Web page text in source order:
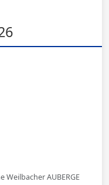
Weilbacher AUBERGE